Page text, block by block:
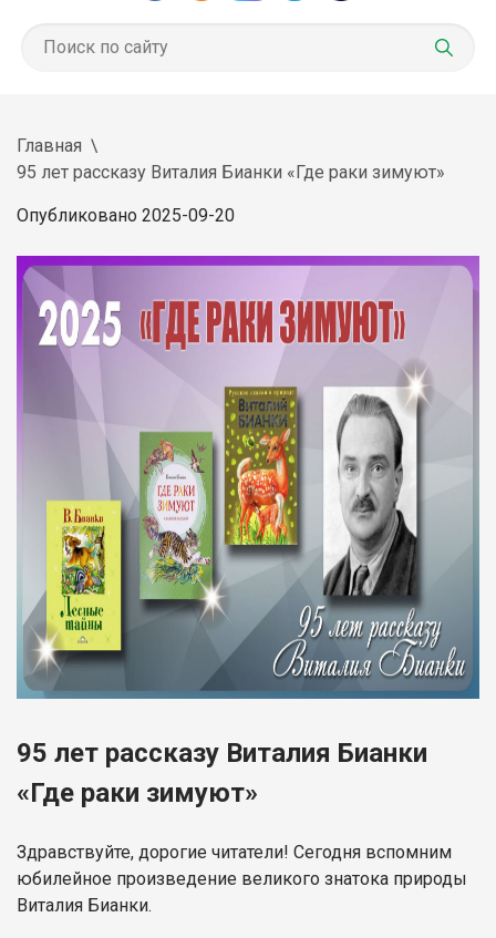
Главная
95 лет рассказу Виталия Бианки «Где раки зимуют»
Опубликовано 2025-09-20
95 лет рассказу Виталия Бианки
«Где раки зимуют»
Здравствуйте, дорогие читатели! Сегодня вспомним
юбилейное произведение великого знатока природы
Виталия Бианки.